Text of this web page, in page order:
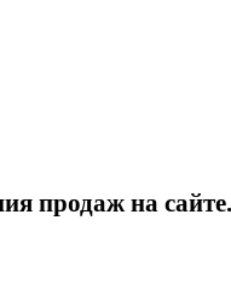
продаж на